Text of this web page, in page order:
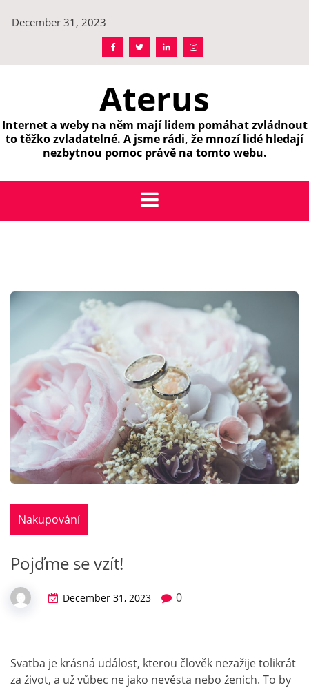
December 31, 2023
Aterus
Internet a weby na něm mají lidem pomáhat zvládnout
to těžko zvladatelné. A jsme rádi, že mnozí lidé hledají
nezbytnou pomoc právě na tomto webu.
Nakupování
Pojďme se vzít!
December 31, 2023 0
Svatba je krásná událost, kterou člověk nezažije tolikrát
za život, a už vůbec ne jako nevěsta nebo ženich. To by